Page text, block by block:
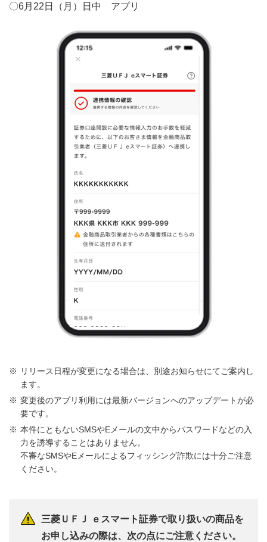
〇6月22日（月）日中 アプリ
リリース日程が変更になる場合は、別途お知らせにてご案内し
ます。
変更後のアプリ利用には最新バージョンへのアップデートが必
要です。
本件にともないSMSやEメールの文中からパスワードなどの入
力を誘導することはありません。
不審なSMSやEメールによるフィッシング詐欺には十分ご注意
ください。
三菱ＵＦＪ ｅスマート証券で取り扱いの商品を
お申し込みの際は、次の点にご注意ください。